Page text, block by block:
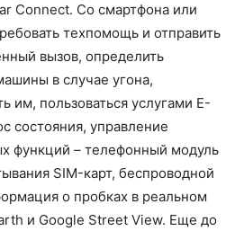
Connect. Со смартфона или
техпомощь и отправить
вызов, определить
в случае угона,
им, пользоваться услугами E-
состояния, управление
функций – телефонный модуль
SIM-карт, беспроводной
о пробках в реальном
и Google Street View. Еще до